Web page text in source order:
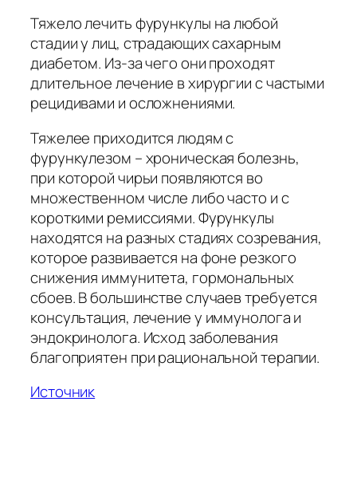
Тяжело лечить фурункулы на любой
стадии у лиц, страдающих сахарным
диабетом. Из-за чего они проходят
длительное лечение в хирургии с частыми
рецидивами и осложнениями.
Тяжелее приходится людям с
фурункулезом – хроническая болезнь,
при которой чирьи появляются во
множественном числе либо часто и с
короткими ремиссиями. Фурункулы
находятся на разных стадиях созревания,
которое развивается на фоне резкого
снижения иммунитета, гормональных
сбоев. В большинстве случаев требуется
консультация, лечение у иммунолога и
эндокринолога. Исход заболевания
благоприятен при рациональной терапии.
Источник